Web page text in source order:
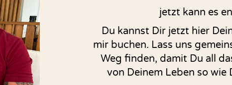
jetzt kann es
Du kannst Dir jetzt hier
mir buchen. Lass uns
Weg finden, damit Du all
von Deinem Leben so